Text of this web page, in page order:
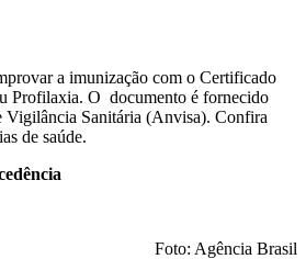
a imunização com o Certificado
Profilaxia. O documento é fornecido
Vigilância Sanitária (Anvisa). Confira
de saúde.
Foto: Agência Brasil